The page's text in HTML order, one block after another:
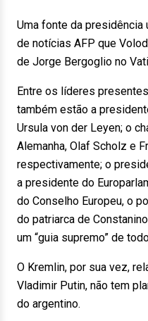
Uma fonte da presidência
de notícias AFP que
de Jorge Bergoglio no
Entre os líderes
também estão a
Ursula von der Leyen; o
Alemanha, Olaf Scholz e
respectivamente; o
a presidente do
do Conselho Europeu, o
do patriarca de
um “guia supremo” de
O Kremlin, por sua vez,
Vladimir Putin, não tem
do argentino.